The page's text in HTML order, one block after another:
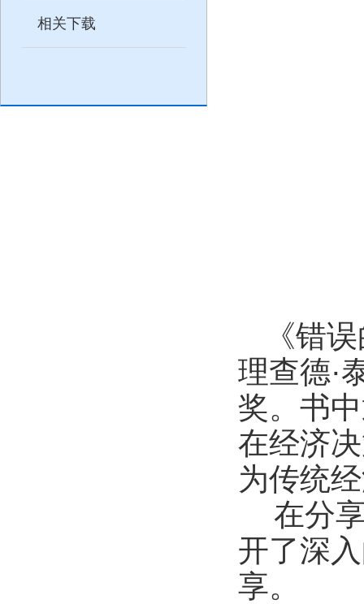
相关下载
《错
理查德·
奖。书
在经济
为传统
在分
开了深
享。